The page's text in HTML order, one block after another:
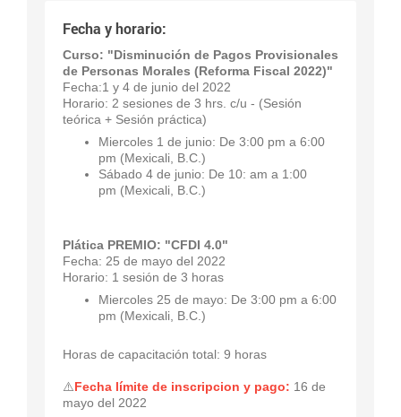
Fecha y horario:
Curso: "Disminución de Pagos Provisionales
de Personas Morales (Reforma Fiscal 2022)"
Fecha:1 y 4 de junio del 2022
Horario: 2 sesiones de 3 hrs. c/u - (Sesión
teórica + Sesión práctica)
Miercoles 1 de junio: De 3:00 pm a 6:00
pm (Mexicali, B.C.)
Sábado 4 de junio: De 10: am a 1:00
pm (Mexicali, B.C.)
Plática PREMIO: "CFDI 4.0"
Fecha: 25 de mayo del 2022
Horario: 1 sesión de 3 horas
Miercoles 25 de mayo: De 3:00 pm a 6:00
pm (Mexicali, B.C.)
Horas de capacitación total: 9 horas
⚠️Fecha límite de inscripcion y pago: 16 de
mayo del 2022